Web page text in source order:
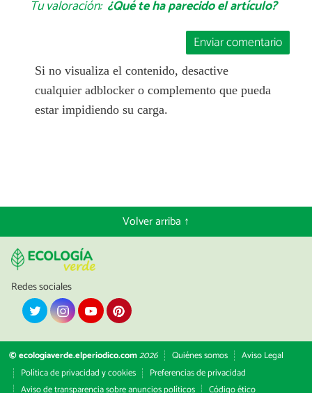
Tu valoración: ¿Qué te ha parecido el artículo?
Enviar comentario
Si no visualiza el contenido, desactive
cualquier adblocker o complemento que pueda
estar impidiendo su carga.
Volver arriba ↑
Redes sociales
© ecologiaverde.elperiodico.com2026 Quiénes somos
Aviso Legal
Política de privacidad y cookies
Preferencias de privacidad
Aviso de transparencia sobre anuncios políticos
Código ético